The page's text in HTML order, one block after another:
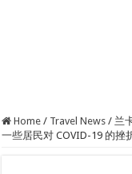
Home / Travel News / 兰
一些居民对 COVID-19 的挫